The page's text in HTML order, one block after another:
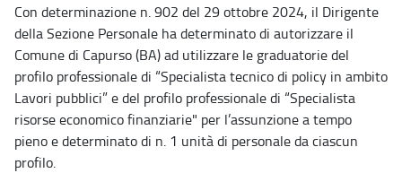
Con determinazione n. 902 del 29 ottobre 2024, il Dirigente
della Sezione Personale ha determinato di autorizzare il
Comune di Capurso (BA) ad utilizzare le graduatorie del
profilo professionale di “Specialista tecnico di policy in ambito
Lavori pubblici” e del profilo professionale di “Specialista
risorse economico finanziarie" per l’assunzione a tempo
pieno e determinato di n. 1 unità di personale da ciascun
profilo.